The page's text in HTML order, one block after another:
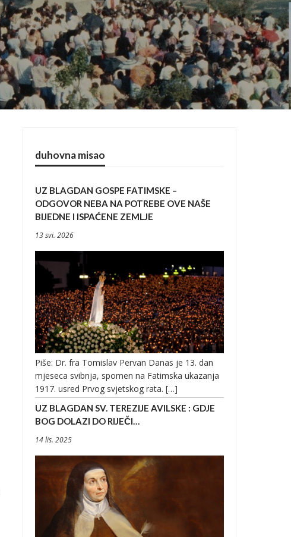
duhovna misao
UZ BLAGDAN GOSPE FATIMSKE –
ODGOVOR NEBA NA POTREBE OVE NAŠE
BIJEDNE I ISPAĆENE ZEMLJE
13 svi. 2026
Piše: Dr. fra Tomislav Pervan Danas je 13. dan
mjeseca svibnja, spomen na Fatimska ukazanja
1917. usred Prvog svjetskog rata. […]
UZ BLAGDAN SV. TEREZIJE AVILSKE : GDJE
BOG DOLAZI DO RIJEČI…
14 lis. 2025